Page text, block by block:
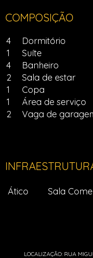
COMPOSIÇÃO
4
Dormitório
1
Suíte
4
Banheiro
2
Sala de estar
1
Copa
1
Área de serviço
2
Vaga de
Ático Sala
LOCALIZAÇÃO: RUA